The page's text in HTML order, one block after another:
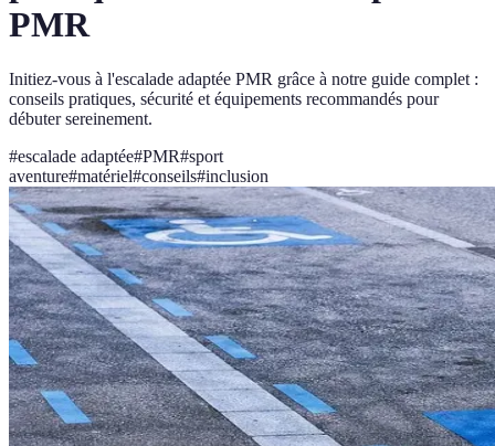
PMR
Initiez-vous à l'escalade adaptée PMR grâce à notre guide complet :
conseils pratiques, sécurité et équipements recommandés pour
débuter sereinement.
#escalade adaptée#PMR#sport
aventure#matériel#conseils#inclusion